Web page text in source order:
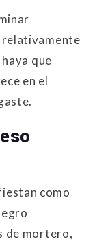
relativamente
que
en el
como
de mortero,